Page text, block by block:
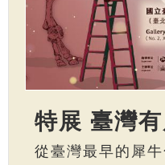
特展 臺灣
從臺灣最早的犀